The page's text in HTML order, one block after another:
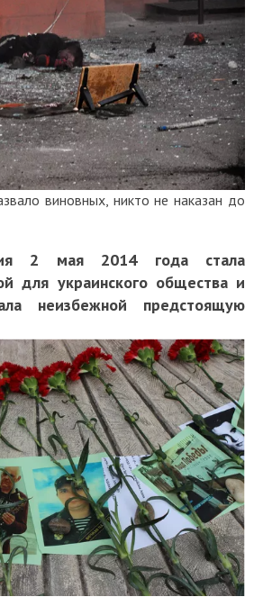
виновных, никто не наказан до
2 мая 2014 года стала
для украинского общества и
неизбежной предстоящую